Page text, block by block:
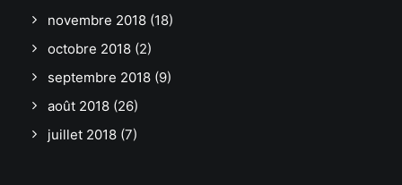
novembre 2018 (18)
octobre 2018 (2)
septembre 2018 (9)
août 2018 (26)
juillet 2018 (7)